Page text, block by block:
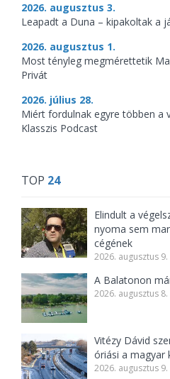
2026. augusztus 3.
Leapadt a Duna – kipakoltak a
2026. augusztus 1.
Most tényleg megmérettetik
Privát
2026. július 28.
Miért fordulnak egyre többen a
Klasszis Podcast
TOP 24
Elindult a
nyoma sem
cégének
2026. augusztus 9.
A Balatonon
2026. augusztus
Vitézy Dávid
óriási a magyar
2026. augusztus